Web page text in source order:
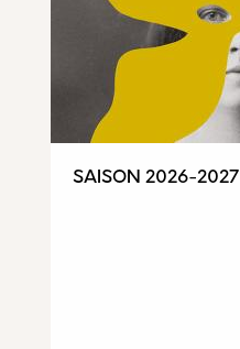
SAISON 2026-2027